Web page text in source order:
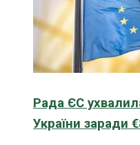
Рада ЄС
України заради